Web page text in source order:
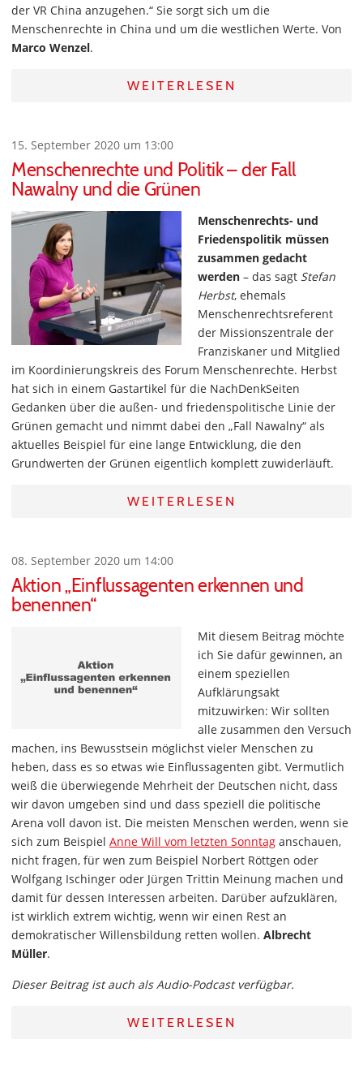
der VR China anzugehen.“ Sie sorgt sich um die
Menschenrechte in China und um die westlichen Werte. Von
Marco Wenzel.
WEITERLESEN
15. September 2020 um 13:00
Menschenrechte und Politik – der Fall
Nawalny und die Grünen
Menschenrechts- und
Friedenspolitik müssen
zusammen gedacht
werden – das sagt Stefan
Herbst, ehemals
Menschenrechtsreferent
der Missionszentrale der
Franziskaner und Mitglied
im Koordinierungskreis des Forum Menschenrechte. Herbst
hat sich in einem Gastartikel für die NachDenkSeiten
Gedanken über die außen- und friedenspolitische Linie der
Grünen gemacht und nimmt dabei den „Fall Nawalny“ als
aktuelles Beispiel für eine lange Entwicklung, die den
Grundwerten der Grünen eigentlich komplett zuwiderläuft.
WEITERLESEN
08. September 2020 um 14:00
Aktion „Einflussagenten erkennen und
benennen“
Mit diesem Beitrag möchte
ich Sie dafür gewinnen, an
einem speziellen
Aufklärungsakt
mitzuwirken: Wir sollten
alle zusammen den Versuch
machen, ins Bewusstsein möglichst vieler Menschen zu
heben, dass es so etwas wie Einflussagenten gibt. Vermutlich
weiß die überwiegende Mehrheit der Deutschen nicht, dass
wir davon umgeben sind und dass speziell die politische
Arena voll davon ist. Die meisten Menschen werden, wenn sie
sich zum Beispiel Anne Will vom letzten Sonntag anschauen,
nicht fragen, für wen zum Beispiel Norbert Röttgen oder
Wolfgang Ischinger oder Jürgen Trittin Meinung machen und
damit für dessen Interessen arbeiten. Darüber aufzuklären,
ist wirklich extrem wichtig, wenn wir einen Rest an
demokratischer Willensbildung retten wollen. Albrecht
Müller.
Dieser Beitrag ist auch als Audio-Podcast verfügbar.
WEITERLESEN